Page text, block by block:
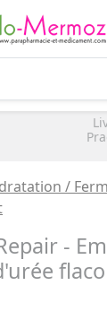
/
-